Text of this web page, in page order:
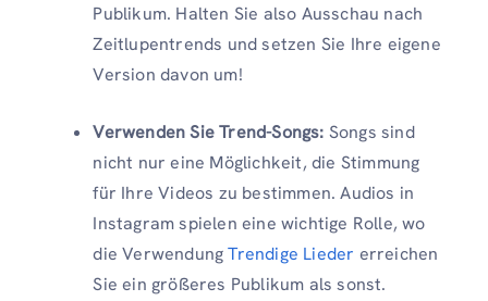
Publikum. Halten Sie also Ausschau nach
Zeitlupentrends und setzen Sie Ihre eigene
Version davon um!
Verwenden Sie Trend-Songs: Songs sind
nicht nur eine Möglichkeit, die Stimmung
für Ihre Videos zu bestimmen. Audios in
Instagram spielen eine wichtige Rolle, wo
die VerwendungTrendige Lieder erreichen
Sie ein größeres Publikum als sonst.